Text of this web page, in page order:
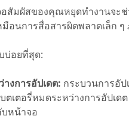
อสัมผัสของคุณหยุดทำงานจะ
มือนการสื่อสารผิดพลาดเล็ก
บ่อยที่สุด:
งการอัปเดต: กระบวนการอั
ตเตอรี่หมดระหว่างการอัปเด
หน้าจอ